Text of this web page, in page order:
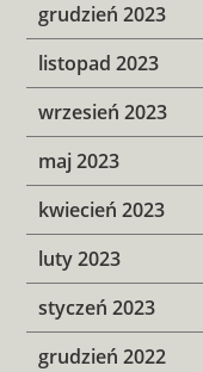
grudzień 2023
listopad 2023
wrzesień 2023
maj 2023
kwiecień 2023
luty 2023
styczeń 2023
grudzień 2022